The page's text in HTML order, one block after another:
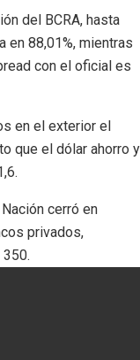
del BCRA, hasta
en 88,01%, mientras
con el oficial es
en el exterior el
que el dólar ahorro y
cerró en
privados,